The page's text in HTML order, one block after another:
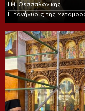
Ι.Μ. Θεσσαλονίκης
Η πανήγυρις της